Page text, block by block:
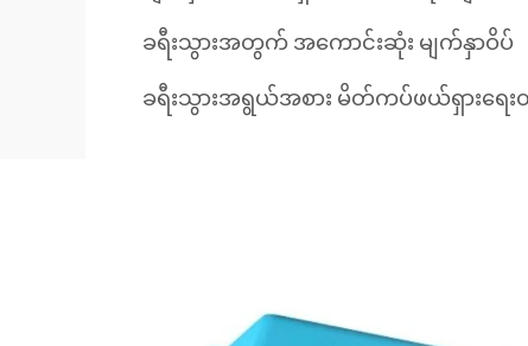
ခရီးသွားအတွက် အကောင်းဆုံး မျက်နှာဝိပ်
ခရီးသွားအရွယ်အစား မိတ်ကပ်ဖယ်ရှားရေးတွ